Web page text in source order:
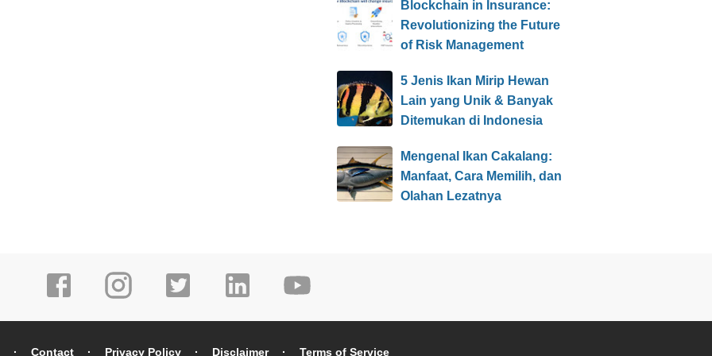
Blockchain in Insurance:
Revolutionizing the Future
of Risk Management
5 Jenis Ikan Mirip Hewan
Lain yang Unik & Banyak
Ditemukan di Indonesia
Mengenal Ikan Cakalang:
Manfaat, Cara Memilih, dan
Olahan Lezatnya
Contact Privacy Policy Disclaimer Terms of Service